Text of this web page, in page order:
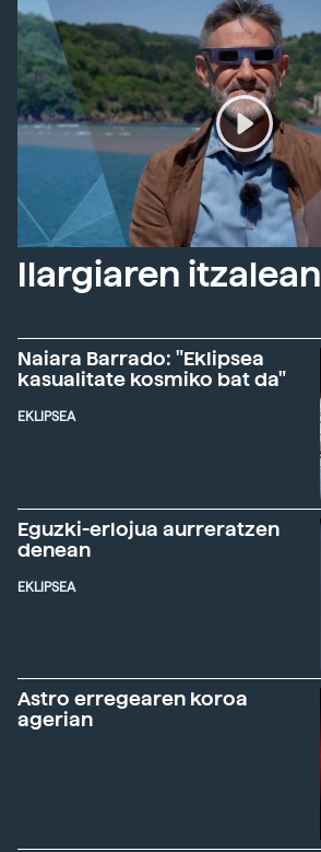
Ilargiaren itzalean
Naiara Barrado: "Eklipsea
kasualitate kosmiko bat da"
EKLIPSEA
Eguzki-erlojua aurreratzen
denean
EKLIPSEA
Astro erregearen koroa
agerian